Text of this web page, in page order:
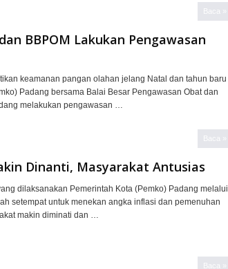
Baca »
BBPOM Lakukan Pengawasan
keamanan pangan olahan jelang Natal dan tahun baru
Padang bersama Balai Besar Pengawasan Obat dan
melakukan pengawasan …
Baca »
Dinanti, Masyarakat Antusias
dilaksanakan Pemerintah Kota (Pemko) Padang melalui
setempat untuk menekan angka inflasi dan pemenuhan
makin diminati dan …
Baca »